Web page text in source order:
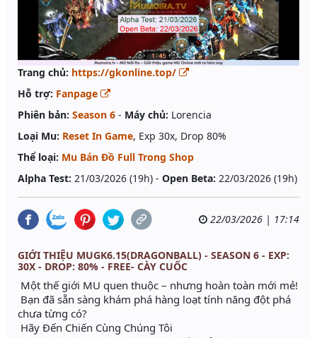
Trang chủ: https://gkonline.top/
Hỗ trợ: Fanpage
Phiên bản: Season 6 - Máy chủ: Lorencia
Loại Mu: Reset In Game, Exp 30x, Drop 80%
Thể loại: Mu Bán Đồ Full Trong Shop
Alpha Test: 21/03/2026 (19h) - Open Beta: 22/03/2026 (19h)
22/03/2026 | 17:14
GIỚI THIỆU MUGK6.15(DRAGONBALL) - SEASON 6 - EXP:
30X - DROP: 80% - FREE- CÀY CUỐC
Một thế giới MU quen thuộc – nhưng hoàn toàn mới mẻ!
Bạn đã sẵn sàng khám phá hàng loạt tính năng đột phá
chưa từng có?
Hãy Đến Chiến Cùng Chúng Tôi